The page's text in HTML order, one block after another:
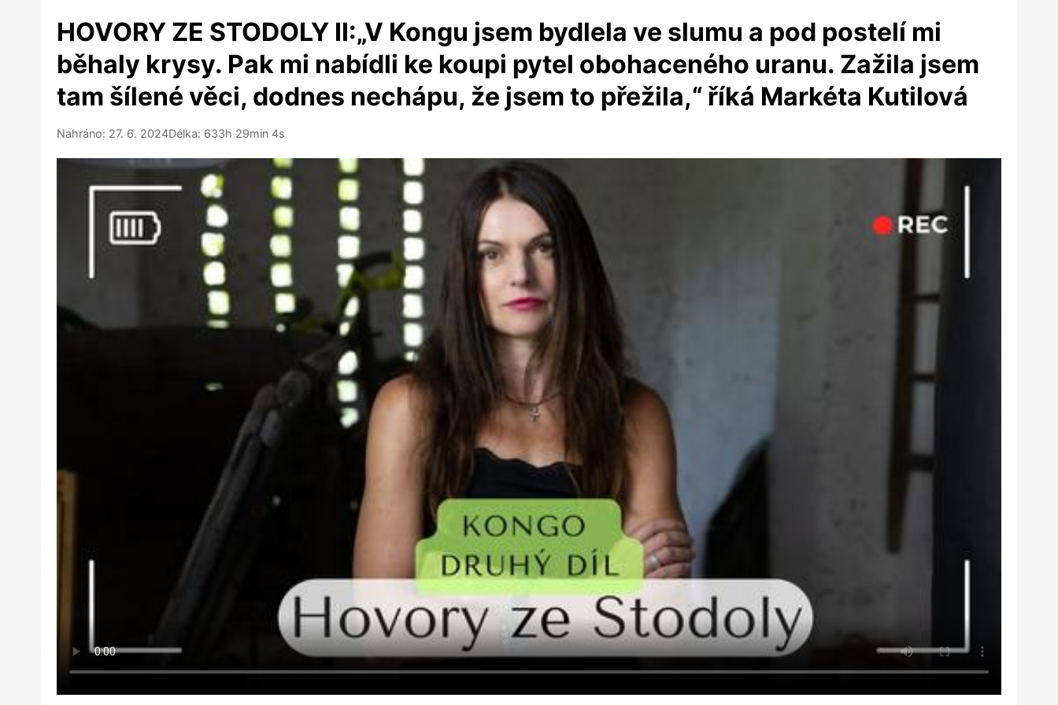
HOVORY ZE STODOLY II:„V Kongu jsem bydlela ve slumu a pod postelí mi
běhaly krysy. Pak mi nabídli ke koupi pytel obohaceného uranu. Zažila jsem
tam šílené věci, dodnes nechápu, že jsem to přežila,“ říká Markéta Kutilová
Nahráno: 27. 6. 2024Délka: 633h 29min 4s